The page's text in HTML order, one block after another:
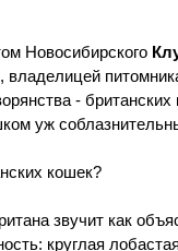
Новосибирского
-
уж
кошек?
звучит как
круглая